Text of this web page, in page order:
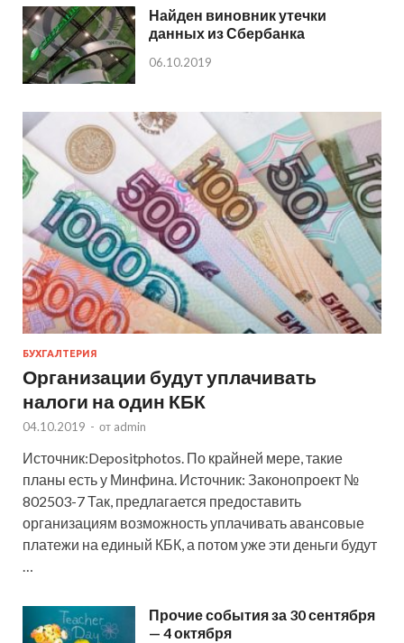
Найден виновник утечки
данных из Сбербанка
06.10.2019
БУХГАЛТЕРИЯ
Организации будут уплачивать
налоги на один КБК
04.10.2019 - от admin
Источник:Depositphotos. По крайней мере, такие
планы есть у Минфина. Источник: Законопроект №
802503-7 Так, предлагается предоставить
организациям возможность уплачивать авансовые
платежи на единый КБК, а потом уже эти деньги будут
…
Прочие события за 30 сентября
— 4 октября